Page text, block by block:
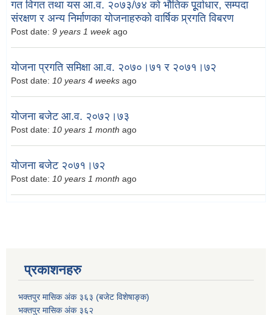
गत विगत तथा यस आ.व. २०७३/७४ को भौतिक पूूर्वाधार, सम्पदा
संरक्षण र अन्य निर्माणका योजनाहरुको वार्षिक प्र्रगति विबरण
Post date: 9 years 1 weekago
योजना प्रगति समिक्षा आ.व. २०७०।७१ र २०७१।७२
Post date: 10 years 4 weeks ago
योजना बजेट आ.व. २०७२।७३
Post date: 10 years 1 month ago
योजना बजेट २०७१।७२
Post date: 10 years 1 month ago
प्रकाशनहरु
भक्तपुर मासिक अंक ३६३ (बजेट विशेषाङ्क)
भक्तपुर मासिक अंक ३६२